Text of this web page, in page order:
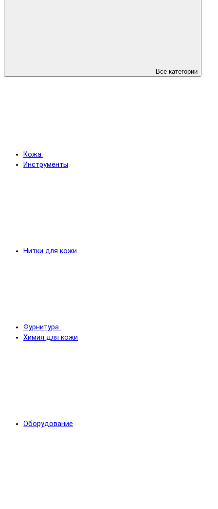
Все категории
Кожа
Инструменты
Нитки для кожи
Фурнитура
Химия для кожи
Оборудование